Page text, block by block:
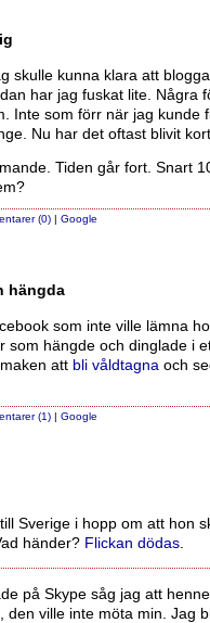
skulle kunna klara att
har jag fuskat lite. Några
Inte som förr när jag kunde
Nu har det oftast blivit
Tiden går fort. Snart
(0) | Google
hängda
som inte ville lämna
som hängde och dinglade i
att bli våldtagna och
(1) | Google
Sverige i hopp om att hon
händer? Flickan dödas.
på Skype såg jag att
den ville inte möta min. Jag